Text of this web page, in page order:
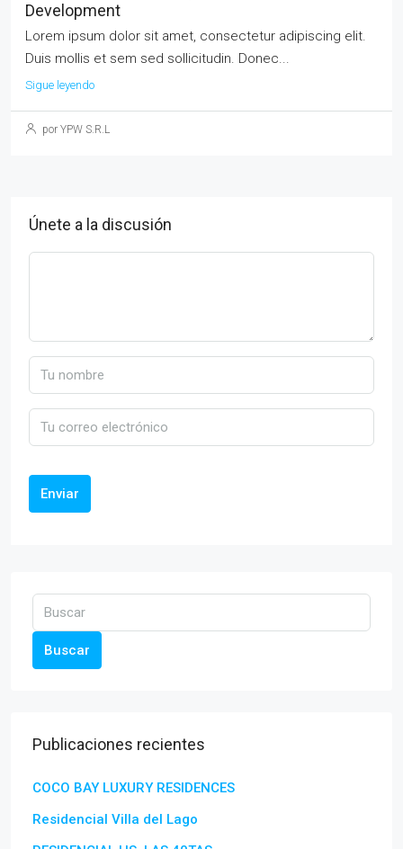
Development
Lorem ipsum dolor sit amet, consectetur adipiscing elit.
Duis mollis et sem sed sollicitudin. Donec...
Sigue leyendo
por YPW S.R.L
Únete a la discusión
Enviar
Buscar
Publicaciones recientes
COCO BAY LUXURY RESIDENCES
Residencial Villa del Lago